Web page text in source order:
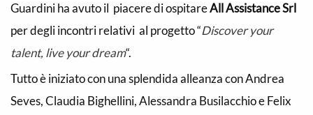
Guardini ha avuto il piacere di ospitareAll Assistance Srl
per degli incontri relativi al progetto “Discover your
talent, live your dream“.
Tutto è iniziato con una splendida alleanza con Andrea
Seves, Claudia Bighellini, Alessandra Busilacchio e Felix